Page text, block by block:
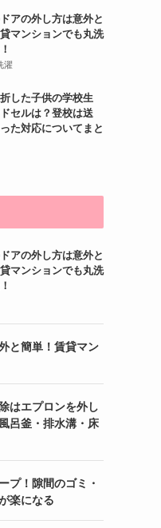
アの外し方は意外と
マンションでも丸洗
濯
折した子供の学校生
セルは？登校は送
た対応についてまと
アの外し方は意外と
マンションでも丸洗
と簡単！賃貸マン
はエプロンを外し
呂釜・排水溝・床
プ！隙間のゴミ・
楽になる